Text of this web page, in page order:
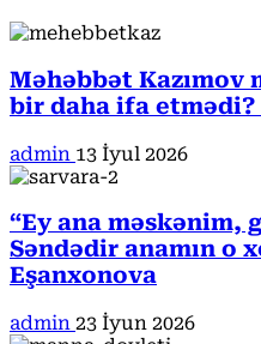
Məhəbbət Kazımov
bir daha ifa etmədi?
admin 13 İyul 2026
“Ey ana məskənim,
Səndədir anamın o
Eşanxonova
admin 23 İyun 2026